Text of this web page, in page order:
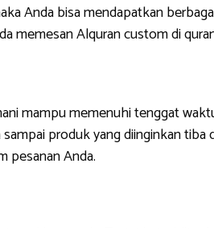
Anda bisa mendapatkan
memesan Alquran custom di
mampu memenuhi tenggat
produk yang diinginkan
pesanan Anda.